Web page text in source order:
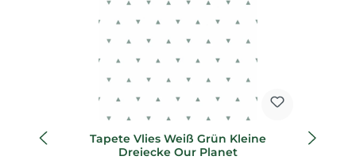
Tapete Vlies Weiß Grün Kleine
Dreiecke Our Planet